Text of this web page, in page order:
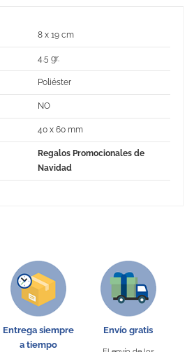
8 x 19 cm
4.5 gr.
Poliéster
NO
40 x 60 mm
Regalos Promocionales de
Navidad
Entrega siempre
a tiempo
Envío gratis